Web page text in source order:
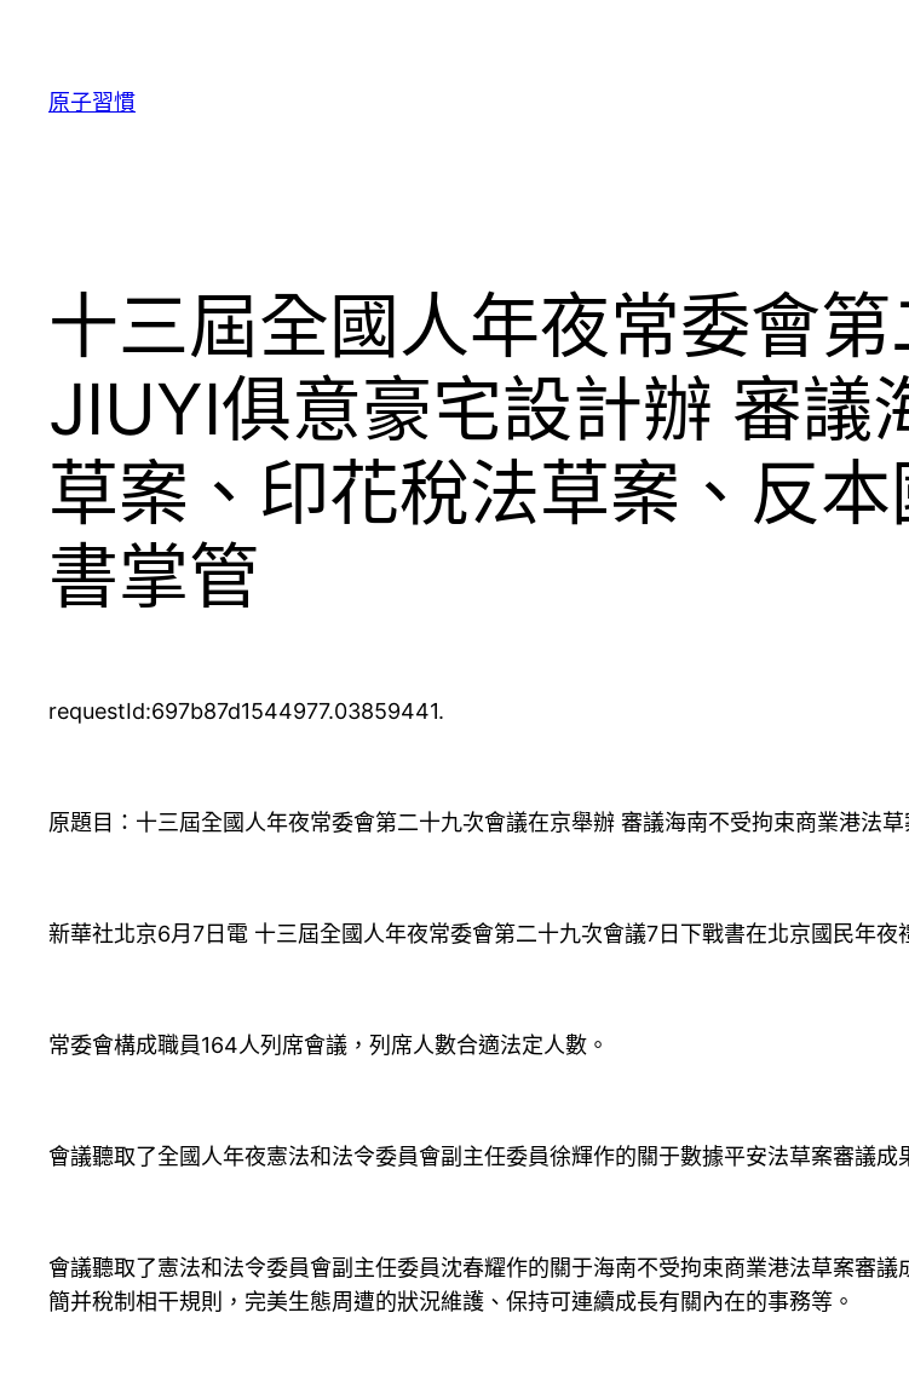
原子習慣
十三屆全國人年夜常委會
JIUYI俱意豪宅設計辦 審議
草案、印花稅法草案、反
書掌管
requestId:697b87d1544977.03859441.
原題目：十三屆全國人年夜常委會第二十九次會議在京舉辦 審議海南不受拘束商業港法
新華社北京6月7日電 十三屆全國人年夜常委會第二十九次會議7日下戰書在北京國民年夜
常委會構成職員164人列席會議，列席人數合適法定人數。
會議聽取了全國人年夜憲法和法令委員會副主任委員徐輝作的關于數據平安法草案審議成
會議聽取了憲法和法令委員會副主任委員沈春耀作的關于海南不受拘束商業港法草案審
簡并稅制相干規則，完美生態周遭的狀況維護、保持可連續成長有關內在的事務等。